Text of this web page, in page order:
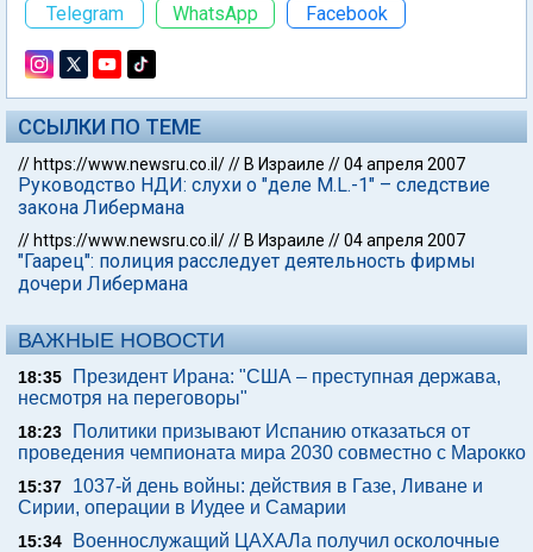
Telegram
WhatsApp Facebook
ССЫЛКИ ПО ТЕМЕ
// https://www.newsru.co.il/// В Израиле //04 апреля 2007
Руководство НДИ: слухи о "деле M.L.-1" – следствие
закона Либермана
// https://www.newsru.co.il/// В Израиле //04 апреля 2007
"Гаарец": полиция расследует деятельность фирмы
дочери Либермана
ВАЖНЫЕ НОВОСТИ
18:35
Президент Ирана: "США – преступная держава,
несмотря на переговоры"
18:23
Политики призывают Испанию отказаться от
проведения чемпионата мира 2030 совместно с Марокко
15:37
1037-й день войны: действия в Газе, Ливане и
Сирии, операции в Иудее и Самарии
15:34
Военнослужащий ЦАХАЛа получил осколочные